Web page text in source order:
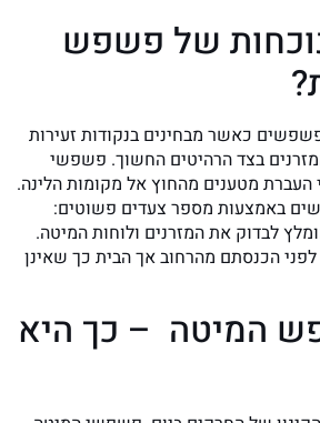
של פשפש
כאשר מבחינים בנקודות זעירות
בצד הרהיטים החשוך. פשפשי
העברת מטענים מהחוץ אל מקומות הלינה.
באמצעות מספר צעדים פשוטים:
לבדוק את המזרנים ולוחות המיטה.
לפני הכנסתם מהרחוב אך הבית כך שאינן
המיטה – כך היא